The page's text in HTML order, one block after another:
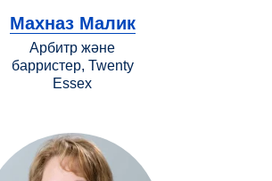
Махназ Малик
Арбитр және
барристер, Twenty
Essex